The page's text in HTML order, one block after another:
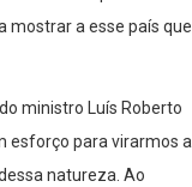
mostrar a esse país que
ministro Luís Roberto
esforço para virarmos a
natureza. Ao